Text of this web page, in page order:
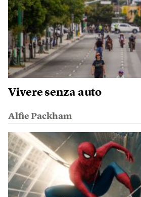
Vivere senza auto
Alfie Packham